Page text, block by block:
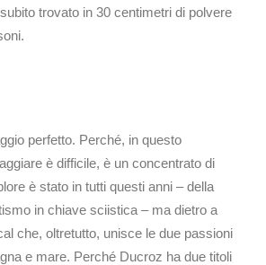
trovato in 30 centimetri di polvere
perfetto. Perché, in questo
è difficile, è un concentrato di
è stato in tutti questi anni – della
in chiave sciistica – ma dietro a
che, oltretutto, unisce le due passioni
e mare. Perché Ducroz ha due titoli